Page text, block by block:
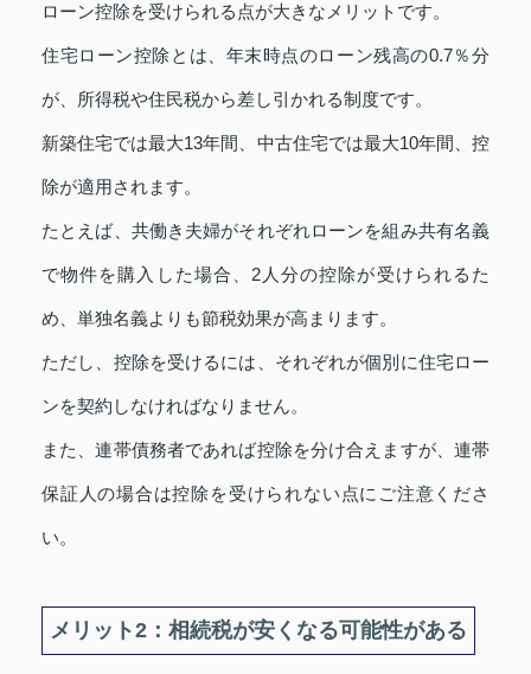
ローン控除を受けられる点が大きなメリットです。
住宅ローン控除とは、年末時点のローン残高の0.7％分
が、所得税や住民税から差し引かれる制度です。
新築住宅では最大13年間、中古住宅では最大10年間、控
除が適用されます。
たとえば、共働き夫婦がそれぞれローンを組み共有名義
で物件を購入した場合、2人分の控除が受けられるた
め、単独名義よりも節税効果が高まります。
ただし、控除を受けるには、それぞれが個別に住宅ロー
ンを契約しなければなりません。
また、連帯債務者であれば控除を分け合えますが、連帯
保証人の場合は控除を受けられない点にご注意くださ
い。
メリット2：相続税が安くなる可能性がある